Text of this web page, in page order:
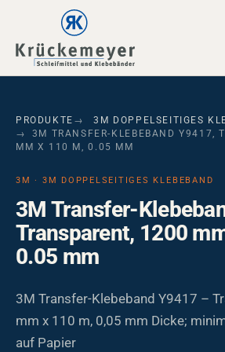
Skip to main navigation
Skip to main content
Skip to page footer
PRODUKTE
3M DOPPELSEITIGES
3M TRANSFER-KLEBEBAND Y9417,
MM X 110 M, 0.05 MM
3M · 3M DOPPELSEITIGES KLEBEBAND
3M Transfer-
Transparent, 1200
0.05 mm
3M Transfer-Klebeband Y9417 –
mm x 110 m, 0,05 mm Dicke;
auf Papier